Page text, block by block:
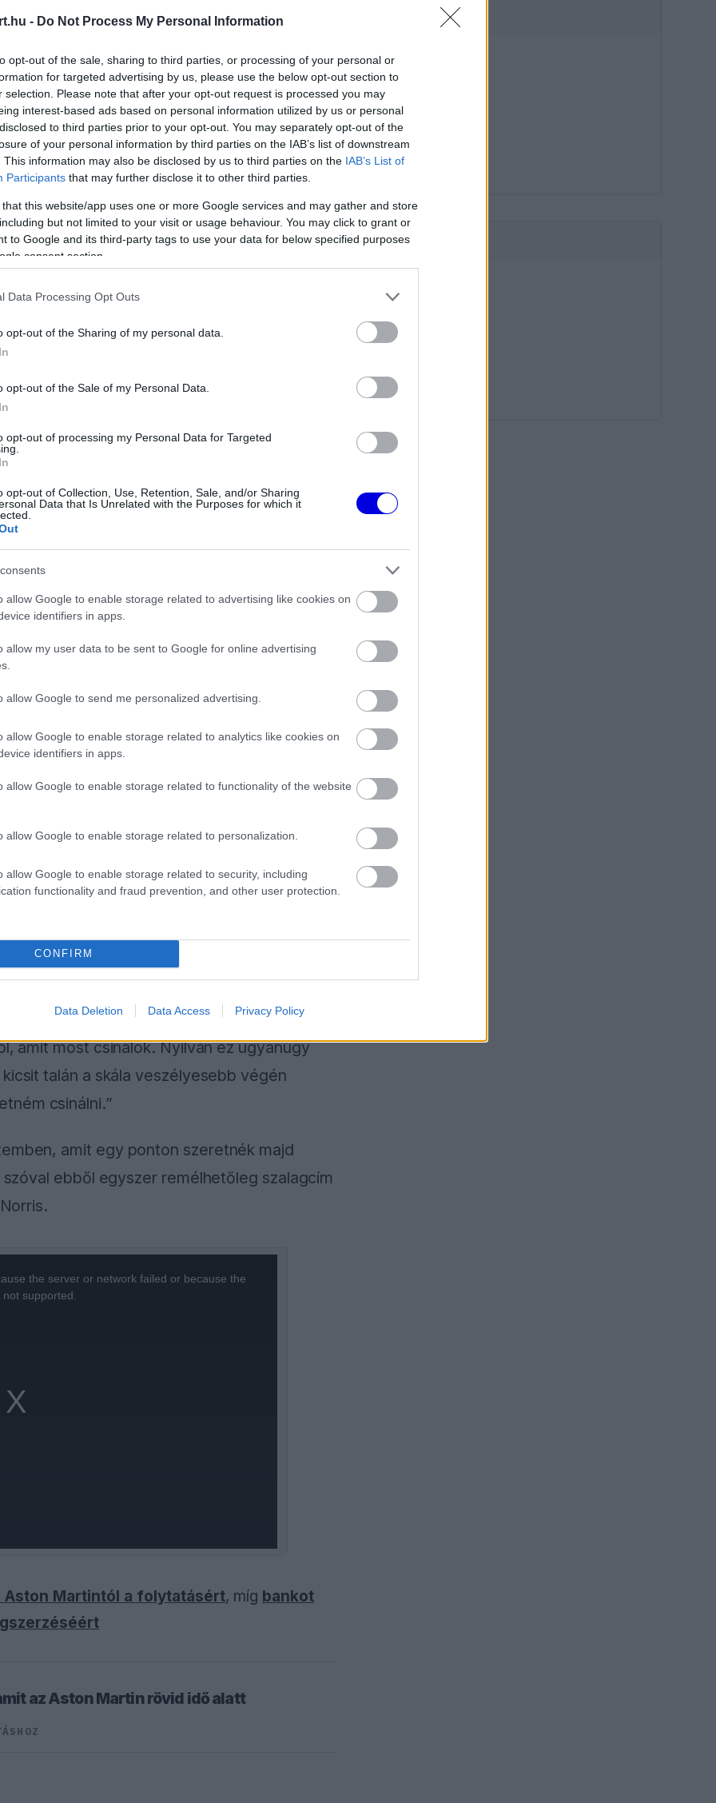
- Do Not Process My Personal Information
opt-out of the sale, sharing to third parties, or processing of your personal or
for targeted advertising by us, please use the below opt-out section to
selection. Please note that after your opt-out request is processed you may
interest-based ads based on personal information utilized by us or personal
to third parties prior to your opt-out. You may separately opt-out of the
of your personal information by third parties on the IAB’s list of downstream
This information may also be disclosed by us to third parties on the IAB’s List of
Participants that may further disclose it to other third parties.
that this website/app uses one or more Google services and may gather and store
but not limited to your visit or usage behaviour. You may click to grant or
to Google and its third-party tags to use your data for below specified purposes
consent section.
Data Processing Opt Outs
opt-out of the Sharing of my personal data.
opt-out of the Sale of my Personal Data.
opt-out of processing my Personal Data for Targeted
opt-out of Collection, Use, Retention, Sale, and/or Sharing
Data that Is Unrelated with the Purposes for which it
allow Google to enable storage related to advertising like cookies on
identifiers in apps.
allow my user data to be sent to Google for online advertising
allow Google to send me personalized advertising.
allow Google to enable storage related to analytics like cookies on
identifiers in apps.
allow Google to enable storage related to functionality of the website
allow Google to enable storage related to personalization.
allow Google to enable storage related to security, including
functionality and fraud prevention, and other user protection.
CONFIRM
Data Deletion Data Access Privacy Policy
the server or network failed or because the
amikor azt mondom, hogy kipróbálta
Ez a téma aztán a szaúdi sajtónapon is
hogy Windsor kijelentése nem
a Ferrari Max
kapcsolatban
»igen, ez igaz«, de nem az. Pár
[Brown] nem engedi, hogy raliautót
hangsúlyoztam már, hogy
Windsor kijelentését a bajnoki éllovas.
elő ezekkel a dolgokkal a médiában.
lett volna előbb megkérdezni engem
függetlenül egyáltalán nem zárta ki a
hogy kicsit őrültek, de ettől még
amit most csinálok. Nyilván ez ugyanúgy
talán a skála veszélyesebb végén
csinálni.”
amit egy ponton szeretnék majd
ebből egyszer remélhetőleg szalagcím
the server or network failed or because the
not supported.
Martintól a folytatásért, míg bankot
az Aston Martin rövid idő alatt
HIRDETÉS